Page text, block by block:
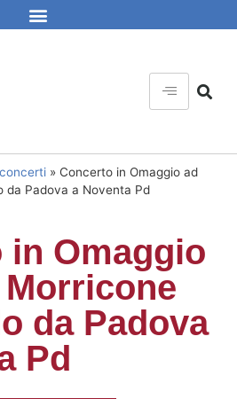
» Concerto in Omaggio ad
da Padova a Noventa Pd
in Omaggio
da Padova
Pd